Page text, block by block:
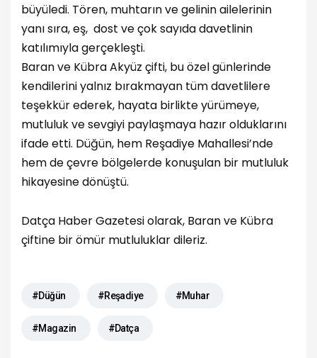
büyüledi. Tören, muhtarın ve gelinin ailelerinin
yanı sıra, eş, dost ve çok sayıda davetlinin
katılımıyla gerçekleşti.
Baran ve Kübra Akyüz çifti, bu özel günlerinde
kendilerini yalnız bırakmayan tüm davetlilere
teşekkür ederek, hayata birlikte yürümeye,
mutluluk ve sevgiyi paylaşmaya hazır olduklarını
ifade etti. Düğün, hem Reşadiye Mahallesi’nde
hem de çevre bölgelerde konuşulan bir mutluluk
hikayesine dönüştü.
Datça Haber Gazetesi olarak, Baran ve Kübra
çiftine bir ömür mutluluklar dileriz.
#Düğün #Reşadiye #Muhar
#Magazin #Datça